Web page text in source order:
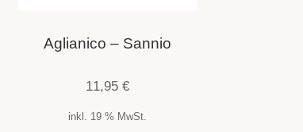
Aglianico – Sannio
11,95 €
inkl. 19 % MwSt.